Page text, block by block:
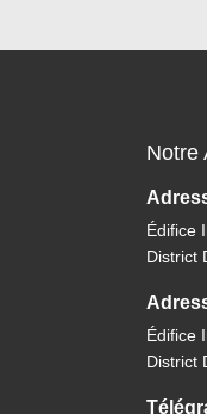
Notre
Édifice
District
Édifice
District